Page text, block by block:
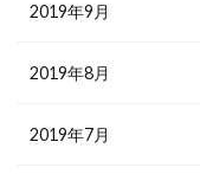
2019年9月
2019年8月
2019年7月